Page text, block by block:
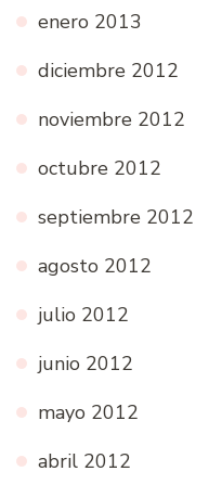
enero 2013
diciembre 2012
noviembre 2012
octubre 2012
septiembre 2012
agosto 2012
julio 2012
junio 2012
mayo 2012
abril 2012